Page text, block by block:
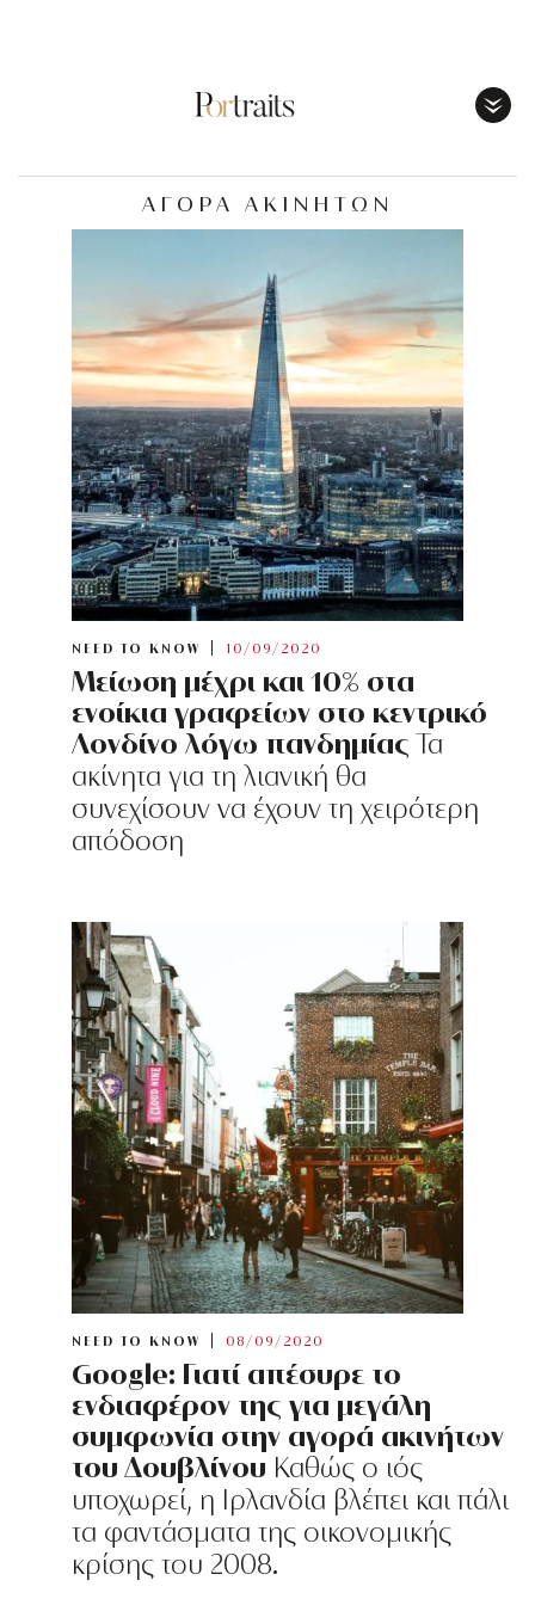
ΑΓΟΡΑ ΑΚΙΝΗΤΩΝ
NEED TO KNOW 10/09/2020
Μείωση μέχρι και 10% στα
ενοίκια γραφείων στο κεντρικό
Λονδίνο λόγω πανδημίας Τα
ακίνητα για τη λιανική θα
συνεχίσουν να έχουν τη χειρότερη
απόδοση
NEED TO KNOW 08/09/2020
Google: Γιατί απέσυρε το
ενδιαφέρον της για μεγάλη
συμφωνία στην αγορά ακινήτων
του Δουβλίνου Καθώς ο ιός
υποχωρεί, η Ιρλανδία βλέπει και πάλι
τα φαντάσματα της οικονομικής
κρίσης του 2008.